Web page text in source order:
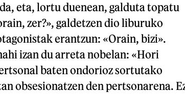
eta, lortu duenean, galduta topatu
zer?», galdetzen dio liburuko
erantzun: «Orain, bizi».
izan du arreta nobelan: «Hori
baten ondorioz sortutako
obsesionatzen den pertsonarena.